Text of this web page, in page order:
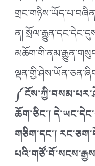
ན།
༼
ཆོག་ཅིང་།
གཅིག་དང་།